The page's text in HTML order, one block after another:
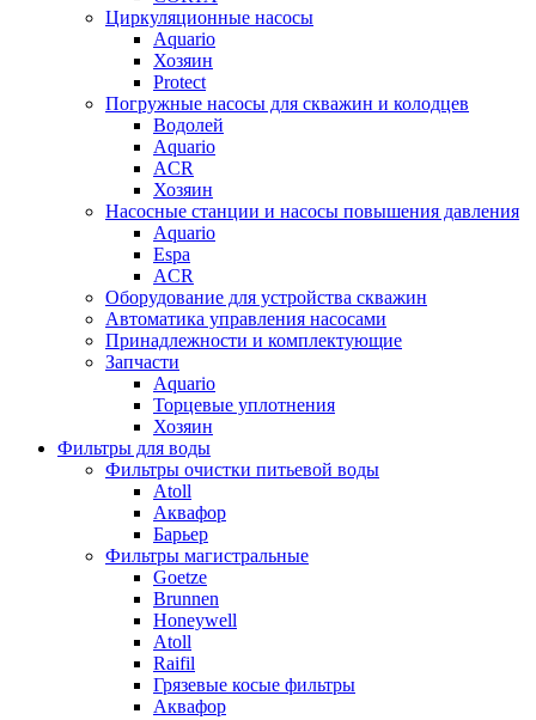
Циркуляционные насосы
Aquario
Хозяин
Protect
Погружные насосы для скважин и колодцев
Водолей
Aquario
ACR
Хозяин
Насосные станции и насосы повышения давления
Aquario
Espa
ACR
Оборудование для устройства скважин
Автоматика управления насосами
Принадлежности и комплектующие
Запчасти
Aquario
Торцевые уплотнения
Хозяин
Фильтры для воды
Фильтры очистки питьевой воды
Atoll
Аквафор
Барьер
Фильтры магистральные
Goetze
Brunnen
Honeywell
Atoll
Raifil
Грязевые косые фильтры
Аквафор